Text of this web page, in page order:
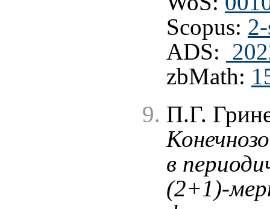
Scopus:
ADS:
zbMath:
П.Г.
в
(2+1)-